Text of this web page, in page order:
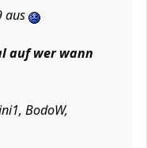
aus
auf wer wann
BodoW,